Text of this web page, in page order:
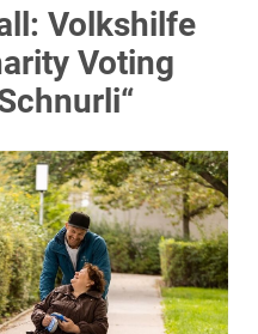
Volkshilfe
Voting